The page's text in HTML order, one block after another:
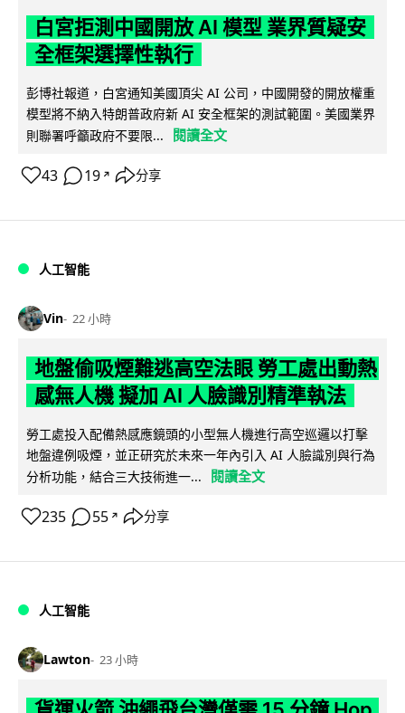
白宮拒測中國開放 AI 模型 業界質疑安
全框架選擇性執行
彭博社報道，白宮通知美國頂尖 AI 公司，中國開發的開放權重
模型將不納入特朗普政府新 AI 安全框架的測試範圍。美國業界
則聯署呼籲政府不要限...
閱讀全文
43 19 ↗ 分享
人工智能
Vin 22 小時
地盤偷吸煙難逃高空法眼 勞工處出動熱
感無人機 擬加 AI 人臉識別精準執法
勞工處投入配備熱感應鏡頭的小型無人機進行高空巡邏以打擊
地盤違例吸煙，並正研究於未來一年內引入 AI 人臉識別與行為
分析功能，結合三大技術進一...
閱讀全文
235 55 ↗ 分享
人工智能
Lawton 23 小時